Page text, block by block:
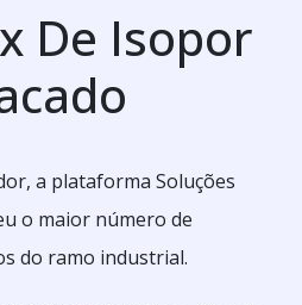
De Isopor
a plataforma Soluções
o maior número de
do ramo industrial.